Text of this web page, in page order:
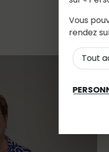
Vous
rendez
Tout